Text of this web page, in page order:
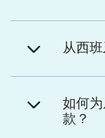
从西
如何
款？